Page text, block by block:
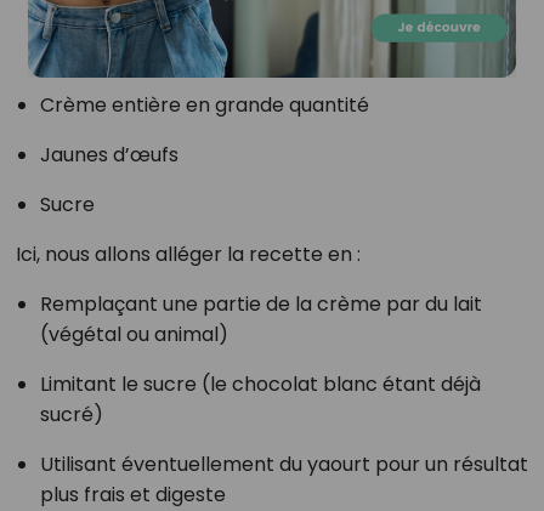
Crème entière en grande quantité
Jaunes d’œufs
Sucre
Ici, nous allons alléger la recette en :
Remplaçant une partie de la crème par du lait
(végétal ou animal)
Limitant le sucre (le chocolat blanc étant déjà
sucré)
Utilisant éventuellement du yaourt pour un résultat
plus frais et digeste